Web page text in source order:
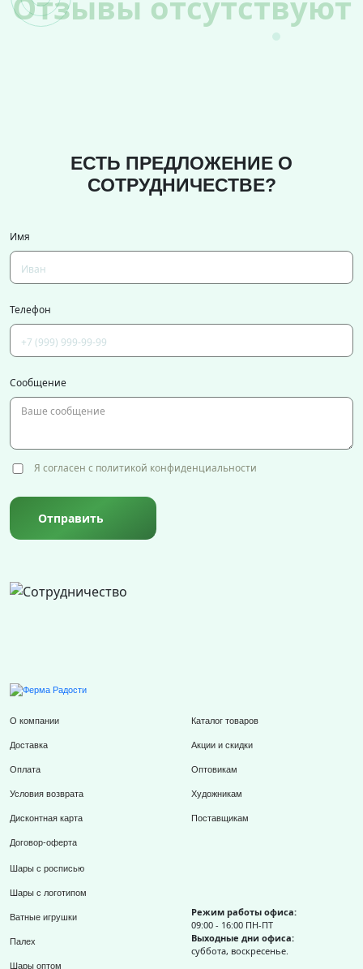
ЕСТЬ ПРЕДЛОЖЕНИЕ О
СОТРУДНИЧЕСТВЕ?
Имя
Телефон
Сообщение
Я согласен с политикой конфиденциальности
Отправить
О компании
Доставка
Оплата
Условия возврата
Дисконтная карта
Договор-оферта
Каталог товаров
Акции и скидки
Оптовикам
Художникам
Поставщикам
Шары с росписью
Шары с логотипом
Ватные игрушки
Палех
Шары оптом
Режим работы офиса:
09:00 - 16:00 ПН-ПТ
Выходные дни офиса:
суббота, воскресенье.